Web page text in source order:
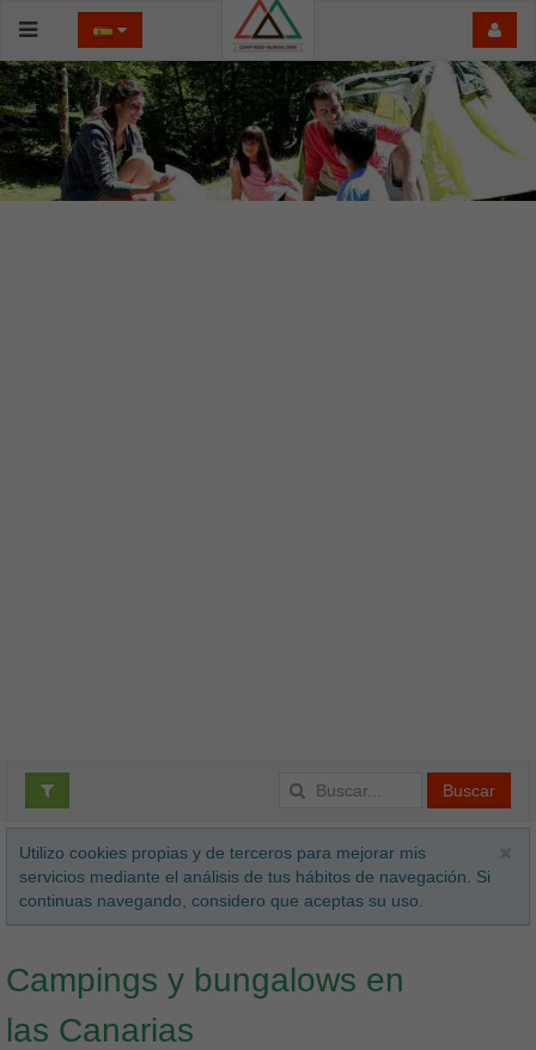
Buscar
Utilizo cookies propias y de terceros para mejorar mis
servicios mediante el análisis de tus hábitos de navegación. Si
continuas navegando, considero que aceptas su uso.
Campings y bungalows en
las Canarias